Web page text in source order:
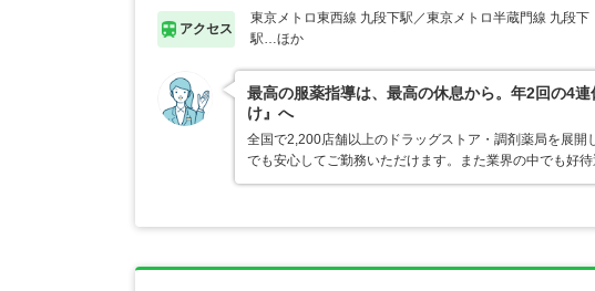
アクセス
東京メトロ東西線 九段下駅／東京メトロ半蔵門線 九段下
駅…ほか
最高の服薬指導は、最高の休息から。年2回の4
け』へ
全国で2,200店舗以上のドラッグストア・調剤薬局を展
でも安心してご勤務いただけます。また業界の中でも好